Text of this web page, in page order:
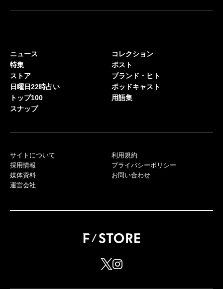
ニュース
特集
ストア
日曜日22時占い
トップ100
スナップ
コレクション
ポスト
ブランド・ヒト
ポッドキャスト
用語集
サイトについて
採用情報
媒体資料
運営会社
利用規約
プライバシーポリシー
お問い合わせ